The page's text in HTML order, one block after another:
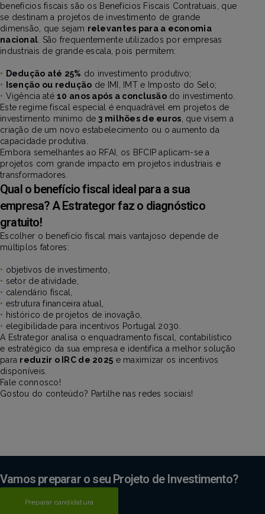
benefícios fiscais são os Benefícios Fiscais Contratuais, que
se destinam a projetos de investimento de grande
dimensão, que sejam relevantes para a economia
nacional . São frequentemente utilizados por empresas
industriais de grande escala, pois permitem:
• Dedução até 25% do investimento produtivo;
•
Isenção ou redução de IMI, IMT e Imposto do Selo;
• Vigência até10 anos após a conclusãodo investimento.
Este regime fiscal especial é enquadrável em projetos de
investimento mínimo de3 milhões de euros , que visem a
criação de um novo estabelecimento ou o aumento da
capacidade produtiva.
Embora semelhantes ao RFAI, os BFCIP aplicam-se a
projetos com grande impacto em projetos industriais e
transformadores.
Qual o benefício fiscal ideal para a sua
empresa? A Estrategor faz o diagnóstico
gratuito!
Escolher o benefício fiscal mais vantajoso depende de
múltiplos fatores:
• objetivos de investimento,
• setor de atividade,
• calendário fiscal,
• estrutura financeira atual,
• histórico de projetos de inovação,
• elegibilidade para incentivos Portugal 2030.
A Estrategor analisa o enquadramento fiscal, contabilístico
e estratégico da sua empresa e identifica a melhor solução
para reduzir o IRC de 2025 e maximizar os incentivos
disponíveis.
Fale connosco!
Gostou do conteúdo? Partilhe nas redes sociais!
Vamos preparar o seu Projeto de Investimento?
Preparar candidatura